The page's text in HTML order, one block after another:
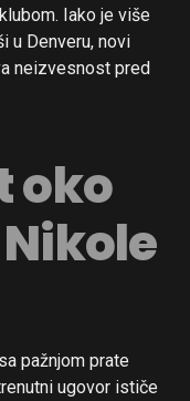
Iako je više
u Denveru, novi
neizvesnost pred
oko
pažnjom prate
ugovor ističe